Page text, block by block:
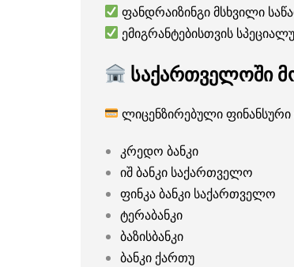
ფანდრაიზინგი მსხვილი
ემიგრანტებისთვის
საქართველოში
ლიცენზირებული ფინანსური
კრედო ბანკი
იშ ბანკი საქართველო
ფინკა ბანკი საქართველო
ტერაბანკი
ბაზისბანკი
ბანკი ქართუ